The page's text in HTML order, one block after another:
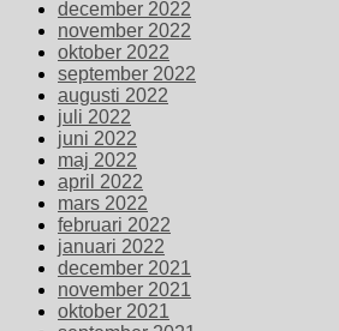
december 2022
november 2022
oktober 2022
september 2022
augusti 2022
juli 2022
juni 2022
maj 2022
april 2022
mars 2022
februari 2022
januari 2022
december 2021
november 2021
oktober 2021